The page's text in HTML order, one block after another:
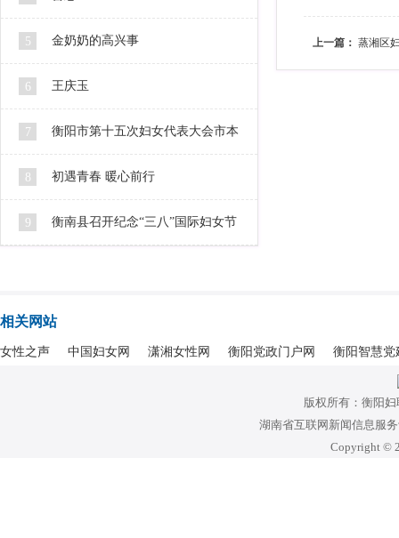
5 金奶奶的高兴事
6 王庆玉
7 衡阳市第十五次妇女代表大会市本
级代表人选公示
8 初遇青春 暖心前行
9 衡南县召开纪念“三八”国际妇女节
上一篇： 蒸湘区
相关网站
女性之声 中国妇女网 潇湘女性网 衡阳党政门户网 衡阳智慧党
版权所有：衡阳妇
湖南省互联网新闻信息服
Copyright ©